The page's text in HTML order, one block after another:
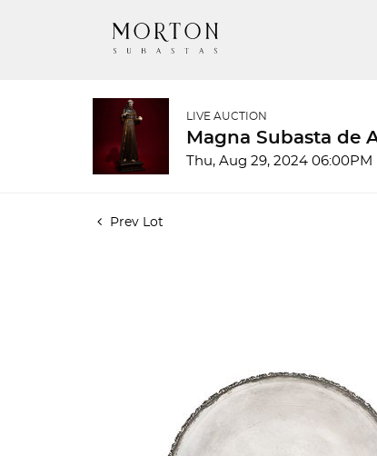
LIVE AUCTION
Magna Subasta de
Thu, Aug 29, 2024 06:00PM
Prev Lot